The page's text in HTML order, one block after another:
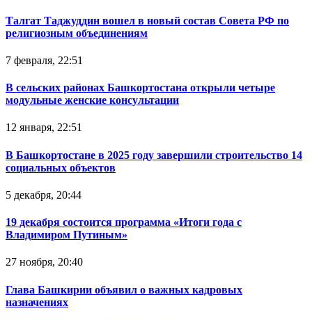
Талгат Таджуддин вошел в новый состав Совета РФ по
религиозным объединениям
7 февраля, 22:51
В сельских районах Башкортостана открыли четыре
модульные женские консультации
12 января, 22:51
В Башкортостане в 2025 году завершили строительство 14
социальных объектов
5 декабря, 20:44
19 декабря состоится программа «Итоги года с
Владимиром Путиным»
27 ноября, 20:40
Глава Башкирии объявил о важных кадровых
назначениях